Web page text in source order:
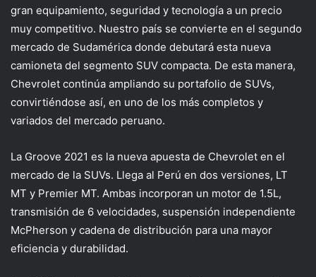
gran equipamiento, seguridad y tecnología a un precio
muy competitivo. Nuestro país se convierte en el segundo
mercado de Sudamérica donde debutará esta nueva
camioneta del segmento SUV compacta. De esta manera,
Chevrolet continúa ampliando su portafolio de SUVs,
convirtiéndose así, en uno de los más completos y
variados del mercado peruano.
La Groove 2021 es la nueva apuesta de Chevrolet en el
mercado de la SUVs. Llega al Perú en dos versiones, LT
MT y Premier MT. Ambas incorporan un motor de 1.5L,
transmisión de 6 velocidades, suspensión independiente
McPherson y cadena de distribución para una mayor
eficiencia y durabilidad.